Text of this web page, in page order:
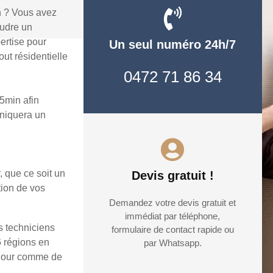
? Vous avez
un
pour
résidentielle
afin
un
que ce soit un
de vos
techniciens
régions en
comme de
Un seul numéro 24h/7
0472 71 86 34
Devis gratuit !
Demandez votre devis gratuit et
immédiat par téléphone,
formulaire de contact rapide ou
par Whatsapp.